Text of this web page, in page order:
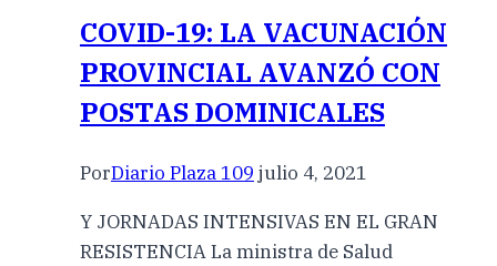
COVID-19: LA VACUNACIÓN
PROVINCIAL AVANZÓ CON
POSTAS DOMINICALES
PorDiario Plaza 109 julio 4, 2021
Y JORNADAS INTENSIVAS EN EL GRAN
RESISTENCIA La ministra de Salud